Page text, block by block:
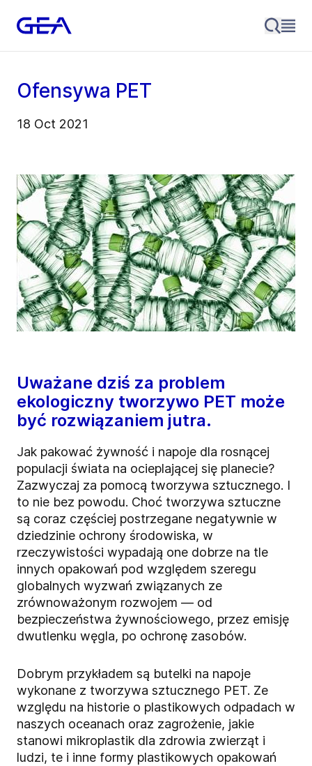
Ofensywa PET
18 Oct 2021
Uważane dziś za problem
ekologiczny tworzywo PET może
być rozwiązaniem jutra.
Jak pakować żywność i napoje dla rosnącej
populacji świata na ocieplającej się planecie?
Zazwyczaj za pomocą tworzywa sztucznego. I
to nie bez powodu. Choć tworzywa sztuczne
są coraz częściej postrzegane negatywnie w
dziedzinie ochrony środowiska, w
rzeczywistości wypadają one dobrze na tle
innych opakowań pod względem szeregu
globalnych wyzwań związanych ze
zrównoważonym rozwojem — od
bezpieczeństwa żywnościowego, przez emisję
dwutlenku węgla, po ochronę zasobów.
Dobrym przykładem są butelki na napoje
wykonane z tworzywa sztucznego PET. Ze
względu na historie o plastikowych odpadach w
naszych oceanach oraz zagrożenie, jakie
stanowi mikroplastik dla zdrowia zwierząt i
ludzi, te i inne formy plastikowych opakowań